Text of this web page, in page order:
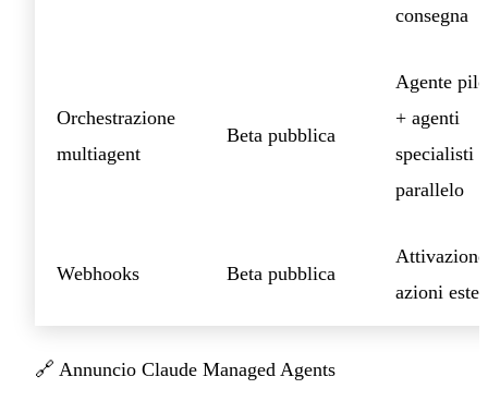
consegna
Orchestrazione
multiagent
Beta pubblica
Agente
+ agenti
specialisti
parallelo
Webhooks Beta pubblica
azioni
🔗 Annuncio Claude Managed Agents